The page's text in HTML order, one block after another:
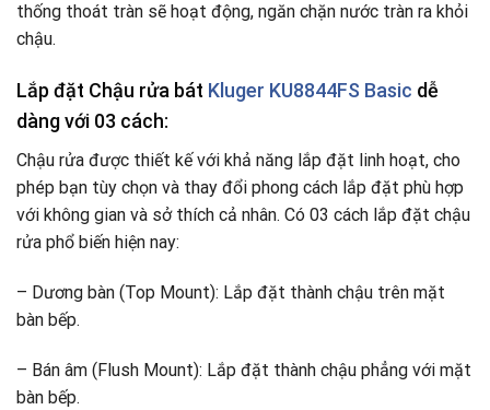
thống thoát tràn sẽ hoạt động, ngăn chặn nước tràn ra khỏi
chậu.
Lắp đặt Chậu rửa bát Kluger KU8844FS Basic dễ
dàng với 03 cách:
Chậu rửa được thiết kế với khả năng lắp đặt linh hoạt, cho
phép bạn tùy chọn và thay đổi phong cách lắp đặt phù hợp
với không gian và sở thích cả nhân. Có 03 cách lắp đặt chậu
rửa phổ biến hiện nay:
– Dương bàn (Top Mount): Lắp đặt thành chậu trên mặt
bàn bếp.
– Bán âm (Flush Mount): Lắp đặt thành chậu phẳng với mặt
bàn bếp.